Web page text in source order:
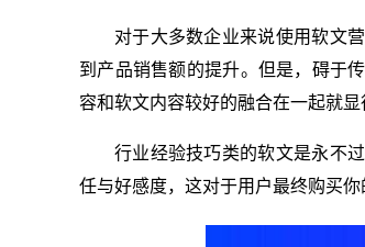
对于大多数企业来说使用软文
到产品销售额的提升。但是，碍于
容和软文内容较好的融合在一起就显
行业经验技巧类的软文是永不
任与好感度，这对于用户最终购买你